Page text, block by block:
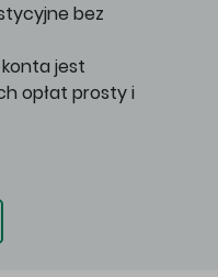
bez
jest
opłat prosty i